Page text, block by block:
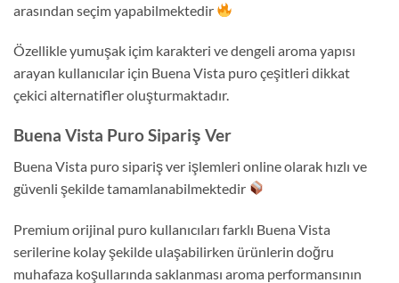
arasından seçim yapabilmektedir
Özellikle yumuşak içim karakteri ve dengeli aroma yapısı
arayan kullanıcılar için Buena Vista puro çeşitleri dikkat
çekici alternatifler oluşturmaktadır.
Buena Vista Puro Sipariş Ver
Buena Vista puro sipariş ver işlemleri online olarak hızlı ve
güvenli şekilde tamamlanabilmektedir
Premium orijinal puro kullanıcıları farklı Buena Vista
serilerine kolay şekilde ulaşabilirken ürünlerin doğru
muhafaza koşullarında saklanması aroma performansının